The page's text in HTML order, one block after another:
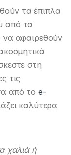
τα έπιπλα
από τα
να αφαιρεθούν
στη
τις
από το e-
καλύτερα
χαλιά ή